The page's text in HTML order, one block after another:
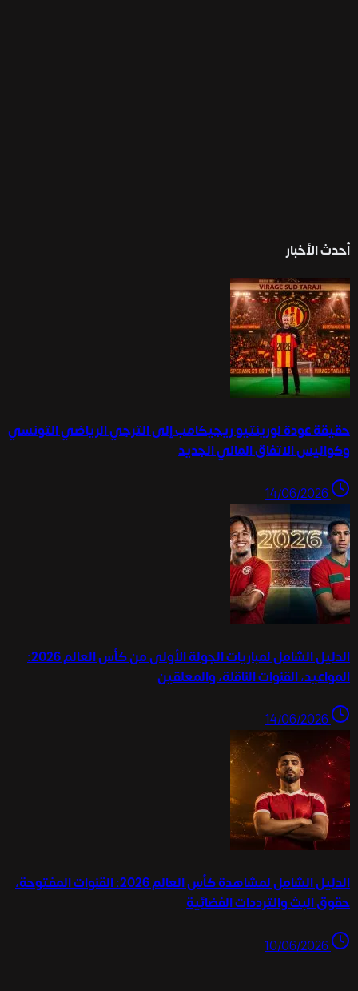
أحدث الأخبار
حقيقة عودة لورينتيو ريجيكامب إلى الترجي الرياضي التونسي
وكواليس الاتفاق المالي الجديد
14/06/2026
الدليل الشامل لمباريات الجولة الأولى من كأس العالم 2026:
المواعيد، القنوات الناقلة، والمعلقين
14/06/2026
الدليل الشامل لمشاهدة كأس العالم 2026: القنوات المفتوحة،
حقوق البث والترددات الفضائية
10/06/2026